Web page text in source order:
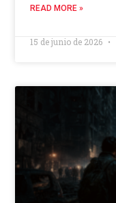
READ MORE »
15 de junio de 2026